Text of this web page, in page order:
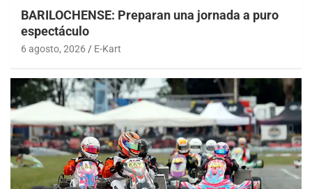
BARILOCHENSE: Preparan una jornada a puro
espectáculo
6 agosto, 2026 E-Kart